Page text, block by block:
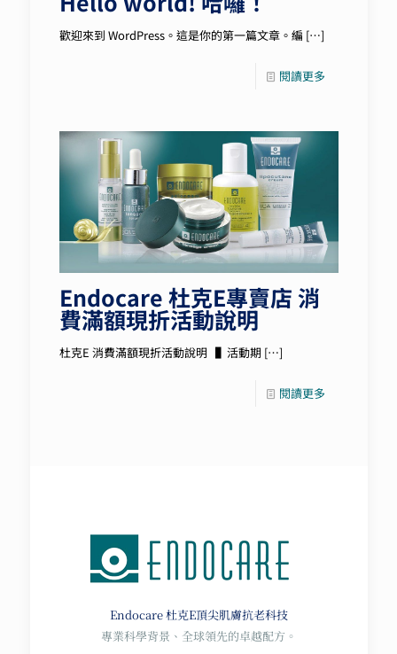
歡迎來到 WordPress。這是你的第一篇文章。編 […]
閱讀更多
Endocare 杜克E專賣店 消
費滿額現折活動說明
杜克E 消費滿額現折活動說明 ▌活動期 […]
閱讀更多
Endocare 杜克E頂尖肌膚抗老科技
專業科學背景、全球領先的卓越配方。